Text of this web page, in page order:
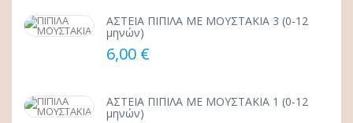
ΑΣΤΕΙΑ ΠΙΠΙΛΑ ΜΕ ΜΟΥΣΤΑΚΙΑ 3 (0-12
μηνών)
6,00 €
ΑΣΤΕΙΑ ΠΙΠΙΛΑ ΜΕ ΜΟΥΣΤΑΚΙΑ 1 (0-12
μηνών)